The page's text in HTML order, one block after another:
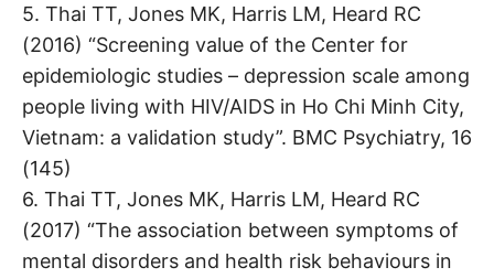
5. Thai TT, Jones MK, Harris LM, Heard RC
(2016) “Screening value of the Center for
epidemiologic studies – depression scale among
people living with HIV/AIDS in Ho Chi Minh City,
Vietnam: a validation study”. BMC Psychiatry, 16
(145)
6. Thai TT, Jones MK, Harris LM, Heard RC
(2017) “The association between symptoms of
mental disorders and health risk behaviours in